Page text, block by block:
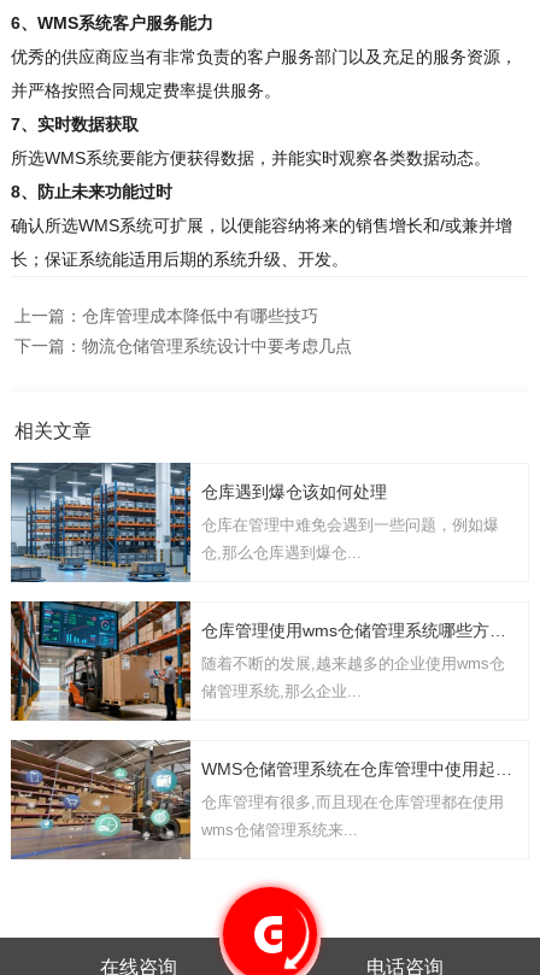
6、WMS系统客户服务能力
优秀的供应商应当有非常负责的客户服务部门以及充足的服务资源，
并严格按照合同规定费率提供服务。
7、实时数据获取
所选WMS系统要能方便获得数据，并能实时观察各类数据动态。
8、防止未来功能过时
确认所选WMS系统可扩展，以便能容纳将来的销售增长和/或兼并增
长；保证系统能适用后期的系统升级、开发。
上一篇： 仓库管理成本降低中有哪些技巧
下一篇： 物流仓储管理系统设计中要考虑几点
相关文章
仓库遇到爆仓该如何处理
仓库在管理中难免会遇到一些问题，例如爆
仓,那么仓库遇到爆仓...
随着不断的发展,越来越多的企业使用wms仓
储管理系统,那么企业...
仓库管理有很多,而且现在仓库管理都在使用
wms仓储管理系统来...
在线咨询 电话咨询